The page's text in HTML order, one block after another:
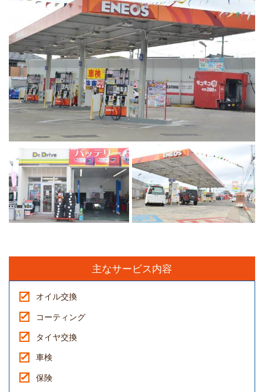
主なサービス内容
オイル交換
コーティング
タイヤ交換
車検
保険